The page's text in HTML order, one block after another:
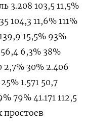
3.208 103,5 11,5%
104,3 11,6% 111%
15,5% 93%
6,3% 38%
2,7% 30% 2.406
1.571 50,7
79% 41.171 112,5
простоев